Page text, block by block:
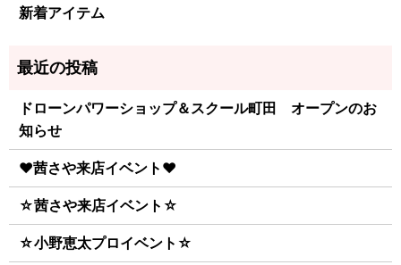
新着アイテム
ドローンパワーショップ＆スクール町田 オープンのお
知らせ
♥茜さや来店イベント♥
☆茜さや来店イベント☆
☆小野恵太プロイベント☆